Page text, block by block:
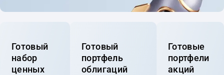
Готовый
набор
ценных
Готовый
портфель
облигаций
Готовые
портфели
акций